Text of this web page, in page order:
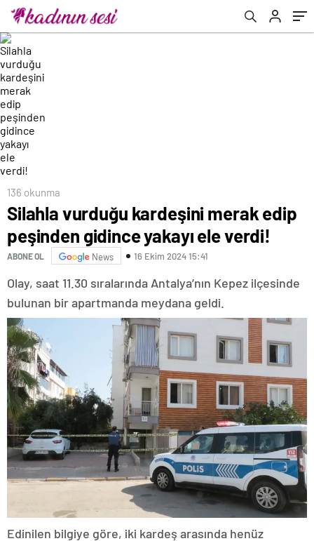
136 okunma
Silahla vurduğu kardeşini merak edip
peşinden gidince yakayı ele verdi!
ABONE OL News 16 Ekim 2024 15:41
Olay, saat 11.30 sıralarında Antalya’nın Kepez ilçesinde
bulunan bir apartmanda meydana geldi.
Edinilen bilgiye göre, iki kardeş arasında henüz